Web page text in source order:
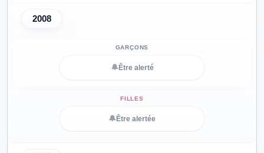
2008
🔔 Être alerté
🔔 Être alertée